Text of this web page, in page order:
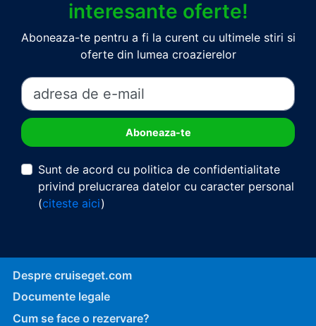
interesante oferte!
Aboneaza-te pentru a fi la curent cu ultimele stiri si
oferte din lumea croazierelor
Sunt de acord cu politica de confidentialitate
privind prelucrarea datelor cu caracter personal
(citeste aici)
Despre cruiseget.com
Documente legale
Cum se face o rezervare?